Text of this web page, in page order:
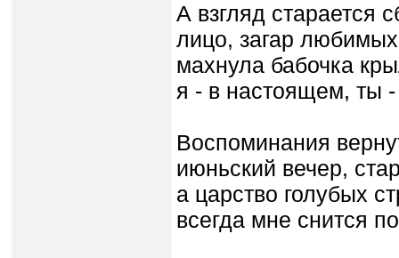
А взгляд старается
лицо, загар
махнула бабочка
я - в настоящем, ты
Воспоминания
июньский вечер,
а царство голубых
всегда мне снится